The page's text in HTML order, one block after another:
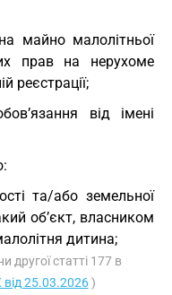
майно малолітньої
прав на нерухоме
реєстрації;
від імені
та/або земельної
об’єкт, власником
дитина;
другої статті 177 в
25.03.2026)